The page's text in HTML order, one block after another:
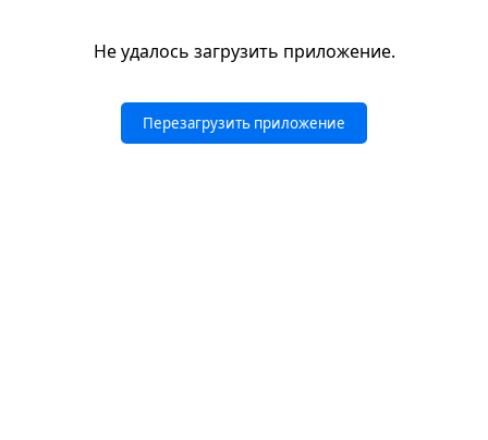
Не удалось загрузить приложение.
Перезагрузить приложение